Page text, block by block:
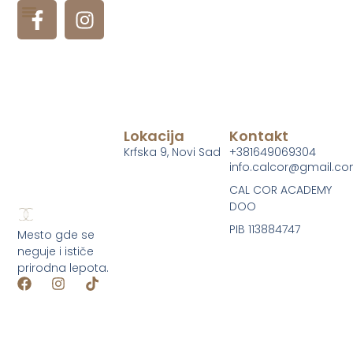
Obrve
Mesto gde se
neguje i ističe
prirodna lepota.
Lokacija
Krfska 9, Novi Sad
Kontakt
+381649069304
CAL COR ACADEMY
DOO
PIB 113884747